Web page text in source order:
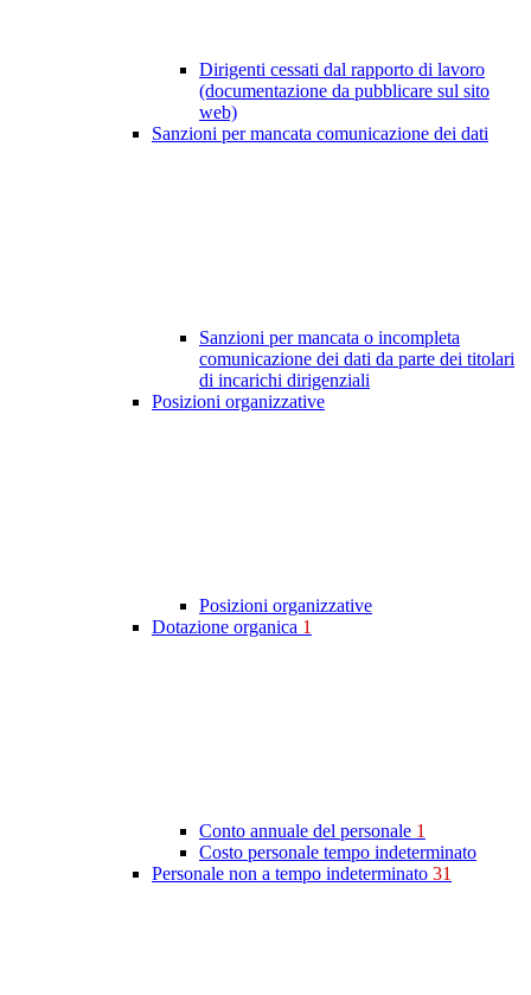
Dirigenti cessati dal rapporto di lavoro
(documentazione da pubblicare sul sito
web)
Sanzioni per mancata comunicazione dei dati
Sanzioni per mancata o incompleta
comunicazione dei dati da parte dei titolari
di incarichi dirigenziali
Posizioni organizzative
Posizioni organizzative
Dotazione organica 1
Conto annuale del personale 1
Costo personale tempo indeterminato
Personale non a tempo indeterminato 31